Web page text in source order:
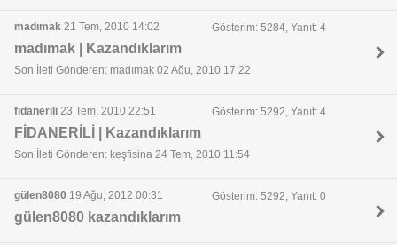
madımak 21 Tem, 2010 14:02 Gösterim: 5284, Yanıt: 4
madımak | Kazandıklarım
Son İleti Gönderen: madımak 02 Ağu, 2010 17:22
fidanerili 23 Tem, 2010 22:51 Gösterim: 5292, Yanıt: 4
FİDANERİLİ | Kazandıklarım
Son İleti Gönderen: keşfisina 24 Tem, 2010 11:54
gülen8080 19 Ağu, 2012 00:31 Gösterim: 5292, Yanıt: 0
gülen8080 kazandıklarım